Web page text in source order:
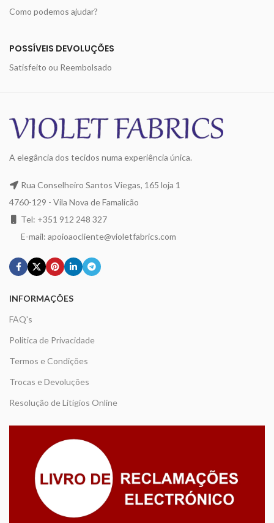
Como podemos ajudar?
POSSÍVEIS DEVOLUÇÕES
Satisfeito ou Reembolsado
A elegância dos tecidos numa experiência única.
Rua Conselheiro Santos Viegas, 165 loja 1
4760-129 - Vila Nova de Famalicão
Tel: +351 912 248 327
E-mail: apoioaocliente@violetfabrics.com
INFORMAÇÕES
FAQ's
Politica de Privacidade
Termos e Condições
Trocas e Devoluções
Resolução de Litígios Online